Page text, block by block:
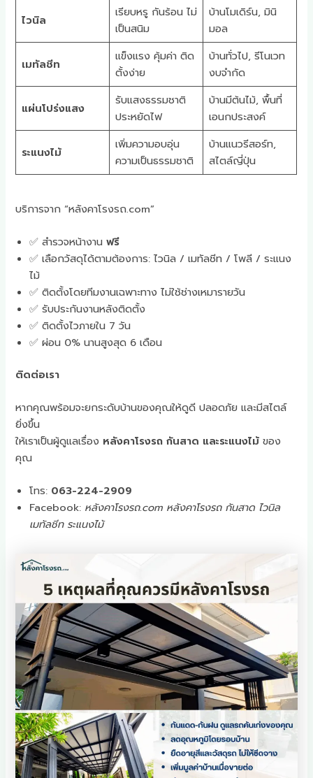
ไวนิล
เรียบหรู กันร้อน ไม่
เป็นสนิม
บ้านโมเดิร์น, มินิ
มอล
เมทัลชีท
แข็งแรง คุ้มค่า ติด
ตั้งง่าย
บ้านทั่วไป, รีโนเวท
งบจำกัด
แผ่นโปร่งแสง
รับแสงธรรมชาติ
ประหยัดไฟ
บ้านมีต้นไม้, พื้นที่
เอนกประสงค์
ระแนงไม้
เพิ่มความอบอุ่น
ความเป็นธรรมชาติ
บ้านแนวรีสอร์ท,
สไตล์ญี่ปุ่น
บริการจาก “หลังคาโรงรถ.com”
✅ สำรวจหน้างานฟรี
✅ เลือกวัสดุได้ตามต้องการ: ไวนิล / เมทัลชีท / โพลี / ระแนง
ไม้
✅ ติดตั้งโดยทีมงานเฉพาะทาง ไม่ใช้ช่างเหมารายวัน
✅ รับประกันงานหลังติดตั้ง
✅ ติดตั้งไวภายใน 7 วัน
✅ ผ่อน 0% นานสูงสุด 6 เดือน
ติดต่อเรา
หากคุณพร้อมจะยกระดับบ้านของคุณให้ดูดี ปลอดภัย และมีสไตล์
ยิ่งขึ้น
ให้เราเป็นผู้ดูแลเรื่อง หลังคาโรงรถ กันสาด และระแนงไม้ ของ
คุณ
โทร: 063-224-2909
Facebook: หลังคาโรงรถ.com หลังคาโรงรถ กันสาด ไวนิล
เมทัลชีท ระแนงไม้